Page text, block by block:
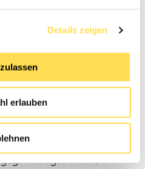
Details zeigen
erlauben
Und nach jeder
wieder erreicht ist. Das
bei der
modernen
Thema in